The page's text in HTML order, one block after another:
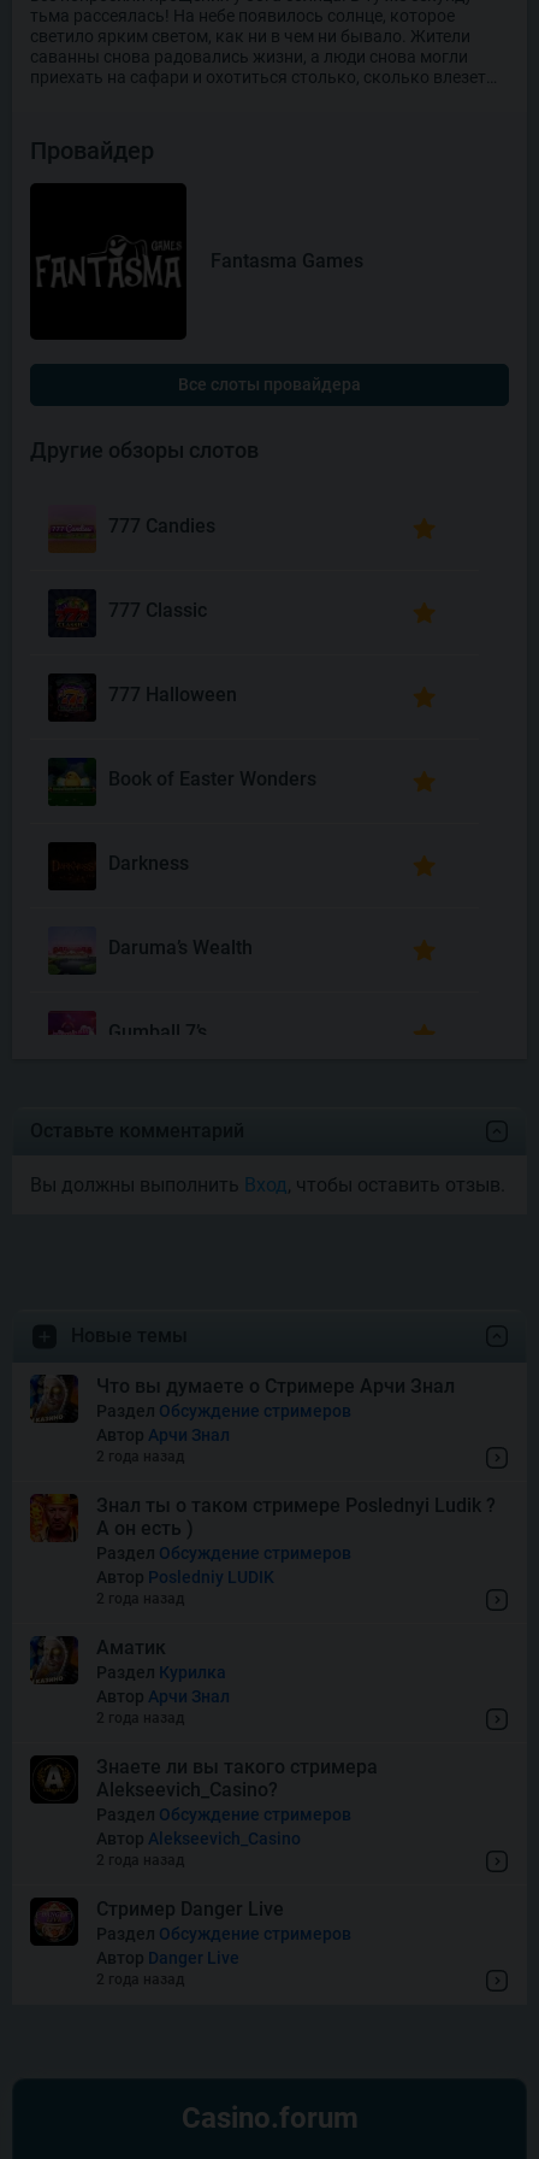
тьма рассеялась! На небе появилось солнце, которое
светило ярким светом, как ни в чем ни бывало. Жители
саванны снова радовались жизни, а люди снова могли
приехать на сафари и охотиться столько, сколько влезет…
Провайдер
Fantasma Games
Все слоты провайдера
Другие обзоры слотов
777 Candies
777 Classic
777 Halloween
Book of Easter Wonders
Darkness
Daruma’s Wealth
Gumball 7’s
Money Mariachi Infinity
Snake’s Gold Dream Drop
Squish
Thor of Asgard
Wishes
Вы должны выполнить Вход, чтобы оставить отзыв.
Что вы думаете о Стримере Арчи Знал
Раздел Обсуждение стримеров
Автор Арчи Знал
2 года назад
Знал ты о таком стримере Poslednyi Ludik ?
А он есть )
Раздел Обсуждение стримеров
Автор Posledniy LUDIK
2 года назад
Аматик
Раздел Курилка
Автор Арчи Знал
2 года назад
Знаете ли вы такого стримера
Alekseevich_Casino?
Раздел Обсуждение стримеров
Автор Alekseevich_Casino
2 года назад
Стример Danger Live
Раздел Обсуждение стримеров
Автор Danger Live
2 года назад
Casino.forum